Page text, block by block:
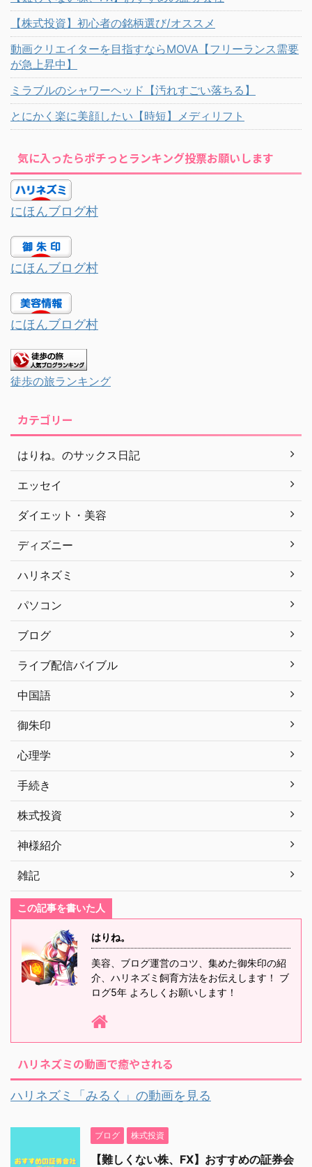
【株式投資】初心者の銘柄選び/オススメ
動画クリエイターを目指すならMOVA【フリーランス需要
が急上昇中】
ミラブルのシャワーヘッド【汚れすごい落ちる】
とにかく楽に美顔したい【時短】メディリフト
気に入ったらポチっとランキング投票お願いします
にほんブログ村
にほんブログ村
にほんブログ村
徒歩の旅ランキング
カテゴリー
はりね。のサックス日記
エッセイ
ダイエット・美容
ディズニー
ハリネズミ
パソコン
ブログ
ライブ配信バイブル
中国語
御朱印
心理学
手続き
株式投資
神様紹介
雑記
この記事を書いた人
はりね。
美容、ブログ運営のコツ、集めた御朱印の紹
介、ハリネズミ飼育方法をお伝えします！ ブ
ログ5年 よろしくお願いします！
ハリネズミの動画で癒やされる
ハリネズミ「みるく」の動画を見る
ブログ 株式投資
【難しくない株、FX】おすすめの証券会